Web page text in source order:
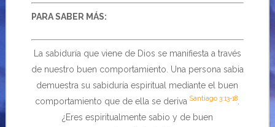
PARA SABER MÁS:
La sabiduría que viene de Dios se manifiesta a través
de nuestro buen comportamiento. Una persona sabia
demuestra su sabiduría espiritual mediante el buen
comportamiento que de ella se derivaSantiago 3:13-18
¿Eres espiritualmente sabio y de buen